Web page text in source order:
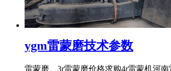
ygm雷蒙磨技术参数
雷蒙磨、3r雷蒙磨价格求购4r雷蒙机河